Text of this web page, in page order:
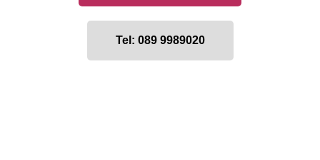
Tel: 089 9989020